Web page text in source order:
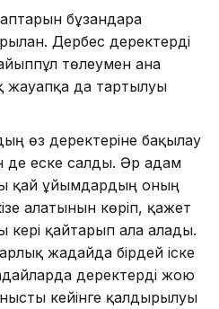
бұзғандарға
Дербес деректерді
төлеумен ғана
да тартылуы
өз деректеріне бақылау
де еске салды. Әр адам
қай ұйымдардың оның
алатынын көріп, қажет
кері қайтарып ала алады.
жағдайда бірдей іске
деректерді жою
кейінге қалдырылуы